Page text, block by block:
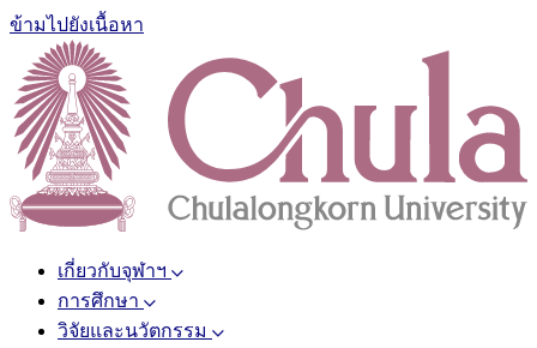
ข้ามไปยังเนื้อหา
เกี่ยวกับจุฬาฯ
การศึกษา
วิจัยและนวัตกรรม